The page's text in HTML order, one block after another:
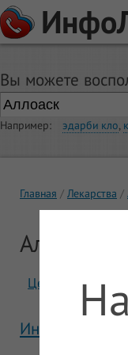
Вы можете
Например: эдарби кло,
Главная Лекарства
Аллоаск
Цены Отзывы
Инструкция